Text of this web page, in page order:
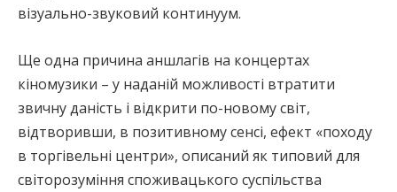
візуально-звуковий континуум.
Ще одна причина аншлагів на концертах
кіномузики – у наданій можливості втратити
звичну даність і відкрити по-новому світ,
відтворивши, в позитивному сенсі, ефект «походу
в торгівельні центри», описаний як типовий для
світорозуміння споживацького суспільства